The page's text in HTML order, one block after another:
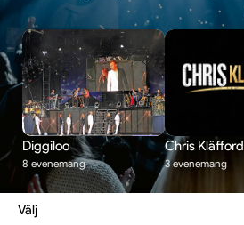
Diggiloo
8 evenemang
Chris Kläfford
3 evenemang
Välj